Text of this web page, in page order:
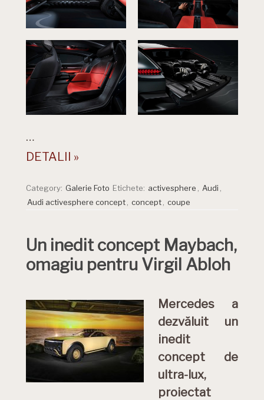
…
DETALII »
Category: Galerie Foto Etichete: activesphere Audi
Audi activesphere concept
concept coupe
Un inedit concept Maybach,
omagiu pentru Virgil Abloh
Mercedes a
dezvăluit un
inedit
concept de
ultra-lux,
proiectat